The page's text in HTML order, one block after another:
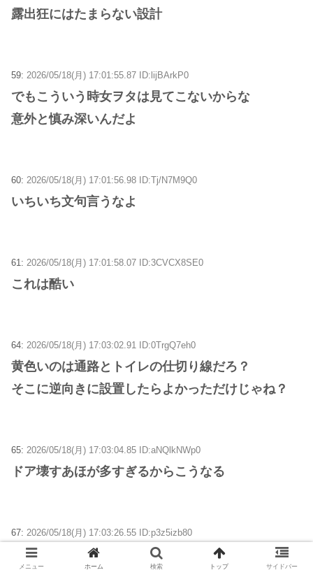
露出狂にはたまらない設計
59: 2026/05/18(月) 17:01:55.87 ID:lijBArkP0
でもこういう時女ヲタは見てこないからな
意外と慎み深いんだよ
60: 2026/05/18(月) 17:01:56.98 ID:Tj/N7M9Q0
いちいち文句言うなよ
61: 2026/05/18(月) 17:01:58.07 ID:3CVCX8SE0
これは酷い
64: 2026/05/18(月) 17:03:02.91 ID:0TrgQ7eh0
黄色いのは通路とトイレの仕切り線だろ？
そこに逆向きに設置したらよかっただけじゃね？
65: 2026/05/18(月) 17:03:04.85 ID:aNQlkNWp0
ドア壊すあほが多すぎるからこうなる
67: 2026/05/18(月) 17:03:26.55 ID:p3z5izb80
そういや昔の学校の男子便所って完全丸見えだった
メニュー ホーム 検索 トップ サイドバー